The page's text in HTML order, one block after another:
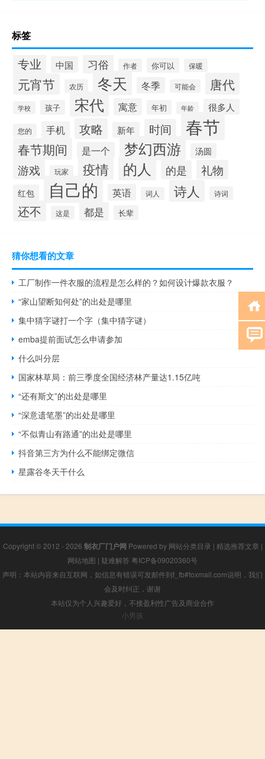
标签
专业 中国 习俗 作者 你可以 保暖
元宵节 农历 冬天 冬季 可能会 唐代
学校 孩子 宋代 寓意 年初 年龄 很多人
您的 手机 攻略 新年 时间 春节
春节期间 是一个 梦幻西游 汤圆
游戏 玩家 疫情 的人 的是 礼物
红包 自己的 英语 词人 诗人 诗词
还不 这是 都是 长辈
猜你想看的文章
工厂制作一件衣服的流程是怎么样的？如何设计爆款衣服？
“家山望断知何处”的出处是哪里
集中猜字谜打一个字（集中猜字谜）
emba提前面试怎么申请参加
什么叫分层
国家林草局：前三季度全国经济林产量达1.15亿吨
“还有斯文”的出处是哪里
“深意遗笔墨”的出处是哪里
“不似青山有路通”的出处是哪里
抖音第三方为什么不能绑定微信
星露谷冬天干什么
Copyright © 2012 - 2026 制衣厂门户网 Powered by 网站分类目录 | 精选推荐文章 |
网站地图 | 疑难解答 粤ICP备09020360号
声明：本站内容来自互联网，如信息有错误可发邮件到f_fb#foxmail.com说明，我们
会及时纠正，谢谢
本站仅为个人兴趣爱好，不接盈利性广告及商业合作
小男孩